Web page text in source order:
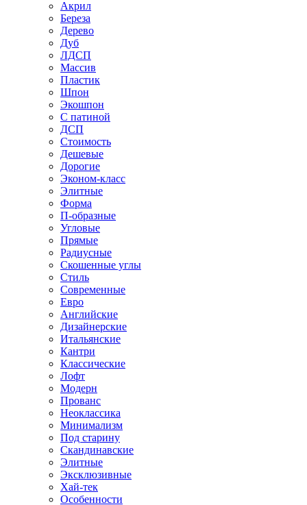
Акрил
Береза
Дерево
Дуб
ЛДСП
Массив
Пластик
Шпон
Экошпон
С патиной
ДСП
Стоимость
Дешевые
Дорогие
Эконом-класс
Элитные
Форма
П-образные
Угловые
Прямые
Радиусные
Скошенные углы
Стиль
Современные
Евро
Английские
Дизайнерские
Итальянские
Кантри
Классические
Лофт
Модерн
Прованс
Неоклассика
Минимализм
Под старину
Скандинавские
Элитные
Эксклюзивные
Хай-тек
Особенности